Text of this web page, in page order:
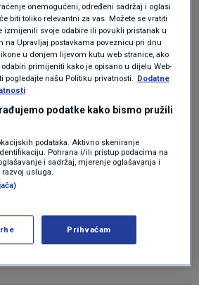
Oglas
onemogućeni, određeni sadržaj i oglasi
biti toliko relevantni za vas. Možete se vratiti
izmijenili svoje odabire ili povukli pristanak u
na Upravljaj postavkama poveznicu pri dnu
u donjem lijevom kutu web stranice, ako
primijeniti kako je opisano u dijelu Web-
pogledajte našu Politiku privatnosti. Dodatne
podatke kako bismo pružili
podataka. Aktivno skeniranje
Pohrana i/ili pristup podacima na
i sadržaj, mjerenje oglašavanja i
usluga.
Prihvaćam